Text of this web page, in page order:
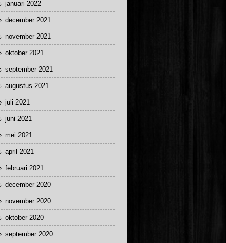
januari 2022
december 2021
november 2021
oktober 2021
september 2021
augustus 2021
juli 2021
juni 2021
mei 2021
april 2021
februari 2021
december 2020
november 2020
oktober 2020
september 2020